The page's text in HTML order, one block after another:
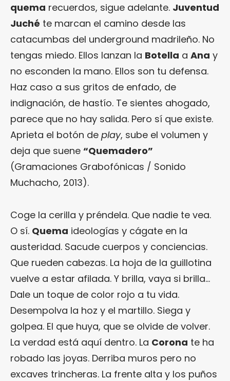
quema recuerdos, sigue adelante. Juventud
Juché te marcan el camino desde las
catacumbas del underground madrileño. No
tengas miedo. Ellos lanzan la Botella a Ana y
no esconden la mano. Ellos son tu defensa.
Haz caso a sus gritos de enfado, de
indignación, de hastío. Te sientes ahogado,
parece que no hay salida. Pero sí que existe.
Aprieta el botón de play, sube el volumen y
deja que suene “Quemadero”
(Gramaciones Grabofónicas / Sonido
Muchacho, 2013).
Coge la cerilla y préndela. Que nadie te vea.
O sí. Quema ideologías y cágate en la
austeridad. Sacude cuerpos y conciencias.
Que rueden cabezas. La hoja de la guillotina
vuelve a estar afilada. Y brilla, vaya si brilla…
Dale un toque de color rojo a tu vida.
Desempolva la hoz y el martillo. Siega y
golpea. El que huya, que se olvide de volver.
La verdad está aquí dentro. La Corona te ha
robado las joyas. Derriba muros pero no
excaves trincheras. La frente alta y los puños